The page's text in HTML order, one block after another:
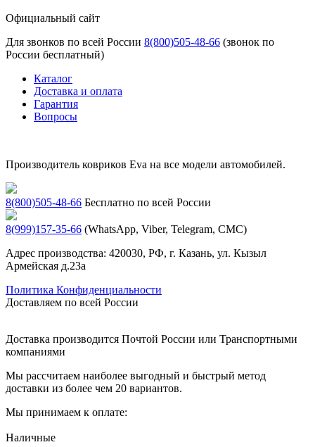
Официальный сайт
Для звонков по всей России 8(800)505-48-66 (звонок по
России бесплатный)
Каталог
Доставка и оплата
Гарантия
Вопросы
Производитель ковриков Eva на все модели автомобилей.
8(800)505-48-66 Бесплатно по всей России
8(999)157-35-66 (WhatsApp, Viber, Telegram, СМС)
Адрес производства: 420030, РФ, г. Казань, ул. Кызыл
Армейская д.23а
Политика Конфиденциальности
Доставляем по всей России
Доставка производится Почтой России или Транспортными
компаниями
Мы рассчитаем наиболее выгодный и быстрый метод
доставки из более чем 20 вариантов.
Мы принимаем к оплате:
Наличные